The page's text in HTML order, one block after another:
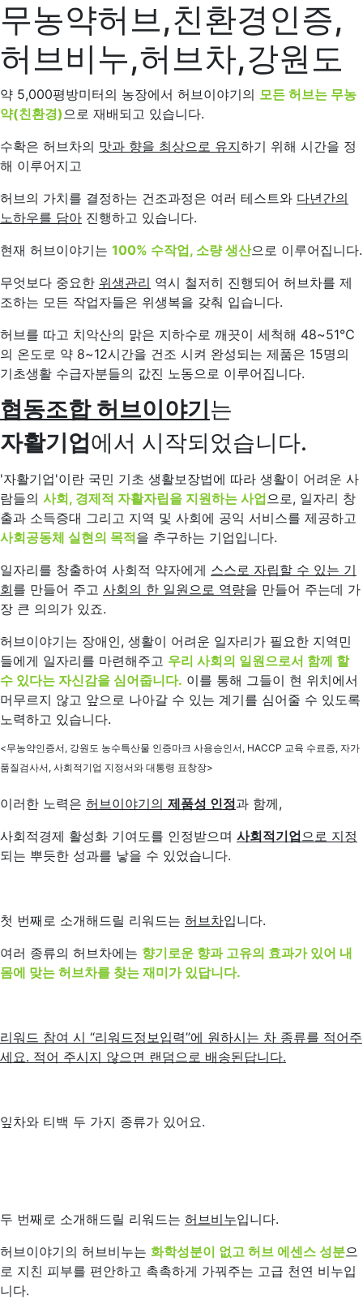
무농약허브,친환경인증,
허브비누,허브차,강원도
약 5,000평방미터의 농장에서 허브이야기의 모든 허브는 무농
약(친환경)으로 재배되고 있습니다.
수확은 허브차의 맛과 향을 최상으로 유지하기 위해 시간을 정
해 이루어지고
허브의 가치를 결정하는 건조과정은 여러 테스트와 다년간의
노하우를 담아 진행하고 있습니다.
현재 허브이야기는 100% 수작업, 소량 생산으로 이루어집니다.
무엇보다 중요한 위생관리 역시 철저히 진행되어 허브차를 제
조하는 모든 작업자들은 위생복을 갖춰 입습니다.
허브를 따고 치악산의 맑은 지하수로 깨끗이 세척해 48~51℃
의 온도로 약 8~12시간을 건조 시켜 완성되는 제품은 15명의
기초생활 수급자분들의 값진 노동으로 이루어집니다.
협동조합 허브이야기는
자활기업에서 시작되었습니다.
'자활기업'이란 국민 기초 생활보장법에 따라 생활이 어려운 사
람들의 사회, 경제적 자활자립을 지원하는 사업으로, 일자리 창
출과 소득증대 그리고 지역 및 사회에 공익 서비스를 제공하고
사회공동체 실현의 목적을 추구하는 기업입니다.
일자리를 창출하여 사회적 약자에게 스스로 자립할 수 있는 기
회를 만들어 주고 사회의 한 일원으로 역량을 만들어 주는데 가
장 큰 의의가 있죠.
허브이야기는 장애인, 생활이 어려운 일자리가 필요한 지역민
들에게 일자리를 마련해주고 우리 사회의 일원으로서 함께 할
수 있다는 자신감을 심어줍니다. 이를 통해 그들이 현 위치에서
머무르지 않고 앞으로 나아갈 수 있는 계기를 심어줄 수 있도록
노력하고 있습니다.
<무농약인증서, 강원도 농수특산물 인증마크 사용승인서, HACCP 교육 수료증, 자가
품질검사서, 사회적기업 지정서와 대통령 표창장>
이러한 노력은 허브이야기의 제품성 인정과 함께,
사회적경제 활성화 기여도를 인정받으며 사회적기업으로 지정
되는 뿌듯한 성과를 낳을 수 있었습니다.
첫 번째로 소개해드릴 리워드는 허브차입니다.
여러 종류의 허브차에는 향기로운 향과 고유의 효과가 있어 내
몸에 맞는 허브차를 찾는 재미가 있답니다.
리워드 참여 시 “리워드정보입력”에 원하시는 차 종류를 적어주
세요. 적어 주시지 않으면 랜덤으로 배송된답니다.
잎차와 티백 두 가지 종류가 있어요.
두 번째로 소개해드릴 리워드는 허브비누입니다.
허브이야기의 허브비누는 화학성분이 없고 허브 에센스 성분으
로 지친 피부를 편안하고 촉촉하게 가꿔주는 고급 천연 비누입
니다.